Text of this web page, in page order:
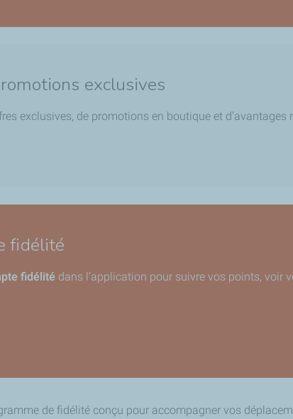
exclusives
exclusives, de promotions en boutique et
fidélité
fidélité dans l’application pour suivre vos points, voir
de fidélité conçu pour accompagner vos